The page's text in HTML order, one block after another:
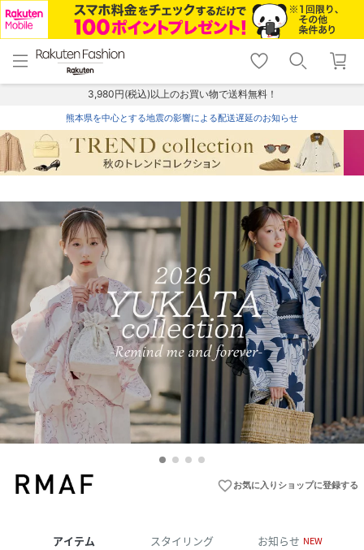
menu home
トップ
shopping_cart lock_outline
ログイン
3,980円(税込)以上のお買い物で送料無料！
熊本県を中心とする地震の影響による配送遅延のお知らせ
favorite_borderお気に入りショップに登録する
アイテム スタイリング お知らせ NEW